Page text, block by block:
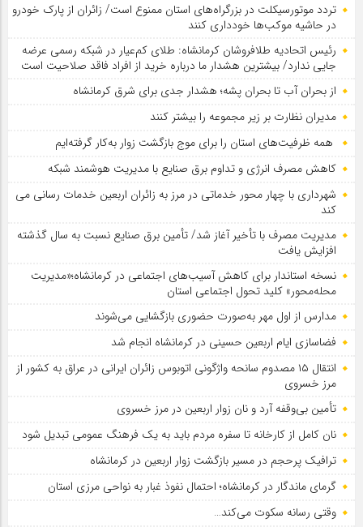
تردد موتورسیکلت در بزرگراه‌های استان ممنوع است/ زائران از پارک خودرو
در حاشیه موکب‌ها خودداری کنند
رئیس اتحادیه طلافروشان کرمانشاه: طلای کم‌عیار در شبکه رسمی عرضه
جایی ندارد/ بیشترین هشدار ما درباره خرید از افراد فاقد صلاحیت است
از بحران آب تا بحران پشه؛ هشدار جدی برای شرق کرمانشاه
مدیران نظارت بر زیر مجموعه را بیشتر کنند
همه ظرفیت‌های استان را برای موج بازگشت زوار به‌کار گرفته‌ایم
کاهش مصرف انرژی و تداوم برق صنایع با مدیریت هوشمند شبکه
شهرداری با چهار محور خدماتی در مرز به زائران اربعین خدمات رسانی می
کند
مدیریت مصرف با تأخیر آغاز شد/ تأمین برق صنایع نسبت به سال گذشته
افزایش یافت
نسخه استاندار برای کاهش آسیب‌های اجتماعی در کرمانشاه؛«مدیریت
محله‌محور» کلید تحول اجتماعی استان
مدارس از اول مهر به‌صورت حضوری بازگشایی می‌شوند
فضاسازی ایام اربعین حسینی در کرمانشاه انجام شد
انتقال ۱۵ مصدوم سانحه واژگونی اتوبوس زائران ایرانی در عراق به کشور از
مرز خسروی
تأمین بی‌وقفه آرد و نان زوار اربعین در مرز خسروی
نان کامل از کارخانه تا سفره مردم باید به یک فرهنگ عمومی تبدیل شود
ترافیک پرحجم در مسیر بازگشت زوار اربعین در کرمانشاه
گرمای ماندگار در کرمانشاه؛ احتمال نفوذ غبار به نواحی مرزی استان
وقتی رسانه سکوت می‌کند…